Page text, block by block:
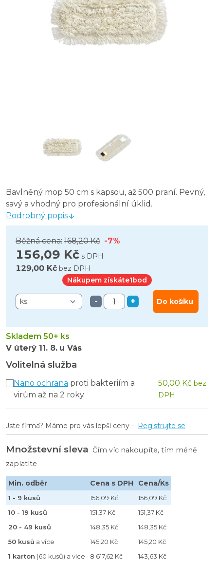
Bavlněný mop 50 cm s kapsou, až 500 praní. Pevný,
savý a vhodný pro profesionální úklid.
Podrobný popis
Běžná cena: 168,20 Kč -7%
156,09 Kč s DPH
129,00 Kč bez DPH
Nákupem získáte1bod
- + Do košíku
Skladem 50+ ks
V úterý 11. 8. u Vás
Volitelná služba
Nano ochrana proti bakteriím a
virům až na 2 roky
50,00 Kč bez
DPH
Jste firma? Máme pro vás lepší ceny - Registrujte se
Množstevní sleva Čím víc nakoupíte, tím méně
zaplatíte
Min. odběr Cena s DPH Cena/Ks
1 - 9 kusů 156,09 Kč
156,09 Kč
10 - 19 kusů
151,37 Kč
151,37 Kč
20 - 49 kusů
148,35 Kč
148,35 Kč
50 kusů a více 145,20 Kč
145,20 Kč
1 karton (60 kusů) a více 8 617,62 Kč 143,63 Kč